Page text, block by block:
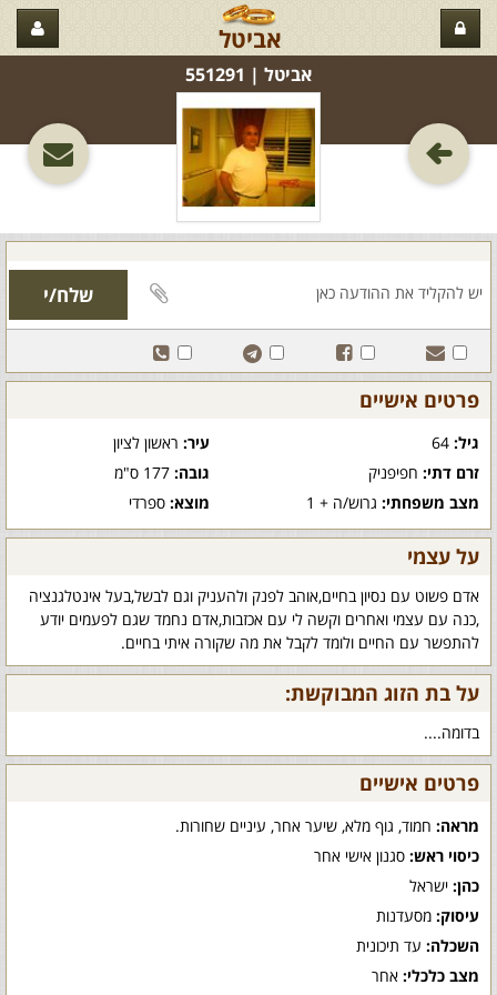
אביטל
אביטל‏ | 551291
פרטים אישיים
גיל: עיר:ראשון לציון
זרם דתי: חפיפניק גובה:177 ס"מ
מצב משפחתי: גרוש/ה + 1 מוצא:ספרדי
על עצמי
אדם פשוט עם נסיון בחיים,אוהב לפנק ולהעניק וגם לבשל,בעל אינטלגנציה
,כנה עם עצמי ואחרים וקשה לי עם אכזבות,אדם נחמד שגם לפעמים יודע
להתפשר עם החיים ולומד לקבל את מה שקורה איתי בחיים.
על בת הזוג המבוקשת:
בדומה....
פרטים אישיים
מראה: חמוד, גוף מלא, שיער אחר, עיניים שחורות.
כיסוי ראש: סגנון אישי אחר
כהן: ישראל
עיסוק: מסעדנות
השכלה: עד תיכונית
מצב כלכלי: אחר